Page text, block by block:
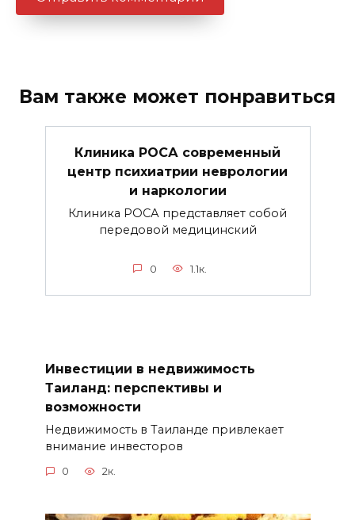
Вам также может понравиться
Клиника РОСА современный
центр психиатрии неврологии
и наркологии
Клиника РОСА представляет собой
передовой медицинский
0 1.1к.
Инвестиции в недвижимость
Таиланд: перспективы и
возможности
Недвижимость в Таиланде привлекает
внимание инвесторов
0 2к.